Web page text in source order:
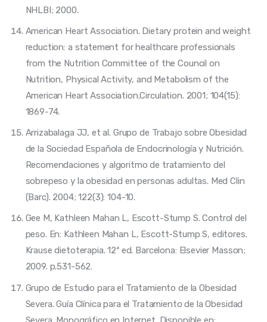
NHLBI; 2000.
American Heart Association. Dietary protein and weight
reduction: a statement for healthcare professionals
from the Nutrition Committee of the Council on
Nutrition, Physical Activity, and Metabolism of the
American Heart Association.Circulation. 2001; 104(15):
1869-74.
Arrizabalaga JJ, et al. Grupo de Trabajo sobre Obesidad
de la Sociedad Española de Endocrinología y Nutrición.
Recomendaciones y algoritmo de tratamiento del
sobrepeso y la obesidad en personas adultas. Med Clin
(Barc). 2004; 122(3): 104-10.
Gee M, Kathleen Mahan L, Escott-Stump S. Control del
peso. En: Kathleen Mahan L, Escott-Stump S, editores.
Krause dietoterapia. 12ª ed. Barcelona: Elsevier Masson;
2009. p.531-562.
Grupo de Estudio para el Tratamiento de la Obesidad
Severa. Guía Clínica para el Tratamiento de la Obesidad